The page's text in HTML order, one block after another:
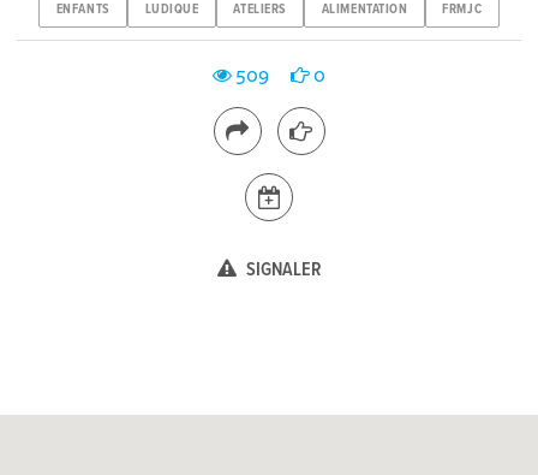
ENFANTS LUDIQUE ATELIERS ALIMENTATION FRMJC
509 0
SIGNALER